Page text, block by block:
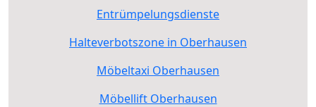
Entrümpelungsdienste
Halteverbotszone in Oberhausen
Möbeltaxi Oberhausen
Möbellift Oberhausen